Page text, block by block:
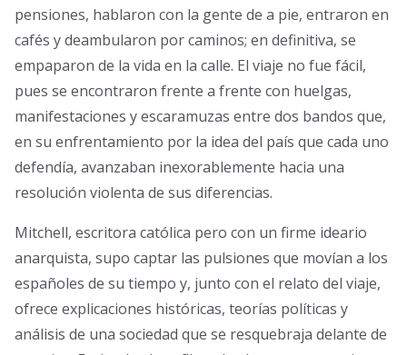
pensiones, hablaron con la gente de a pie, entraron en
cafés y deambularon por caminos; en definitiva, se
empaparon de la vida en la calle. El viaje no fue fácil,
pues se encontraron frente a frente con huelgas,
manifestaciones y escaramuzas entre dos bandos que,
en su enfrentamiento por la idea del país que cada uno
defendía, avanzaban inexorablemente hacia una
resolución violenta de sus diferencias.
Mitchell, escritora católica pero con un firme ideario
anarquista, supo captar las pulsiones que movían a los
españoles de su tiempo y, junto con el relato del viaje,
ofrece explicaciones históricas, teorías políticas y
análisis de una sociedad que se resquebraja delante de